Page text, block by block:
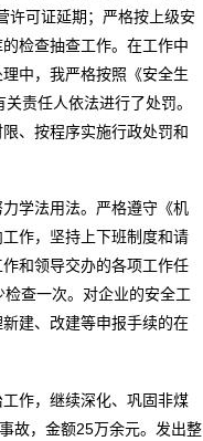
许可证延期；严格按上级安
检查抽查工作。在工作中
中，我严格按照《安全生
责任人依法进行了处罚。
、按程序实施行政处罚和
学法用法。严格遵守《机
作，坚持上下班制度和请
和领导交办的各项工作任
查一次。对企业的安全工
建、改建等申报手续的在
作，继续深化、巩固非煤
故，金额25万余元。发出整